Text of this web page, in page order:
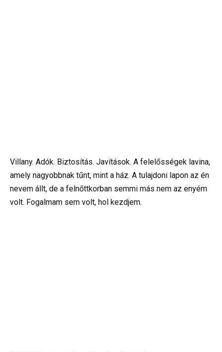
Villany. Adók. Biztosítás. Javítások. A felelősségek lavina,
amely nagyobbnak tűnt, mint a ház. A tulajdoni lapon az én
nevem állt, de a felnőttkorban semmi más nem az enyém
volt. Fogalmam sem volt, hol kezdjem.